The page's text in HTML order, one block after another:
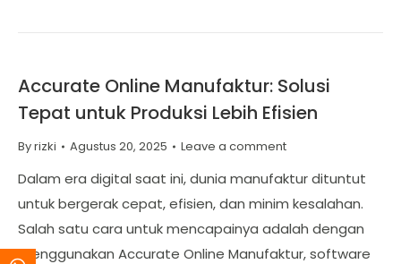
Accurate Online Manufaktur: Solusi
Tepat untuk Produksi Lebih Efisien
Byrizki Agustus 20, 2025 Leave a comment
Dalam era digital saat ini, dunia manufaktur dituntut
untuk bergerak cepat, efisien, dan minim kesalahan.
Salah satu cara untuk mencapainya adalah dengan
menggunakan Accurate Online Manufaktur, software